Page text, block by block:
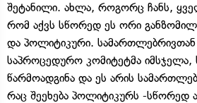
შეტანილი. ახლა, როგორც ჩანს,
რომ აქვს სწორედ ეს ორი
და პოლიტიკური. სამართლებრივთან
საპროცედურო კომიტეტმა იმსჯელა,
წარმოადგინა და ეს არის
რაც შეეხება პოლიტიკურს -სწორედ